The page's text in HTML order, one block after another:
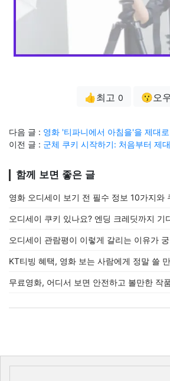
👍최고 0 😗오
다음 글 : 영화 '티파니에서 아침을'을 제대
이전 글 : 군체 쿠키 시작하기: 처음부터 제
함께 보면 좋은 글
영화 오디세이 보기 전 필수 정보 10가지와
오디세이 쿠키 있나요? 엔딩 크레딧까지 기
오디세이 관람평이 이렇게 갈리는 이유가
KT티빙 혜택, 영화 보는 사람에게 정말 쓸
무료영화, 어디서 보면 안전하고 볼만한 작